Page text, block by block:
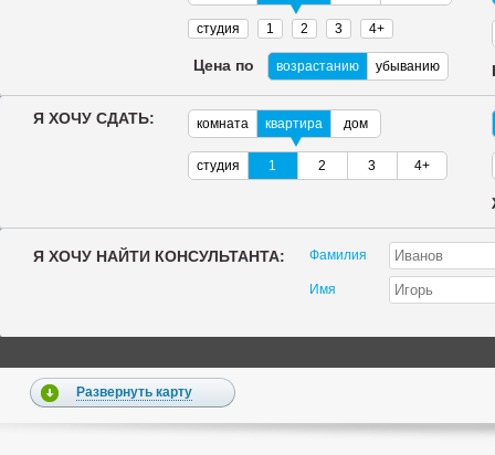
студия 1 2 3 4+
Цена по возрастанию убыванию
Я ХОЧУ СДАТЬ: комната квартира дом
студия 1 2 3 4+
Я ХОЧУ НАЙТИ КОНСУЛЬТАНТА: Фамилия
Имя
Развернуть карту